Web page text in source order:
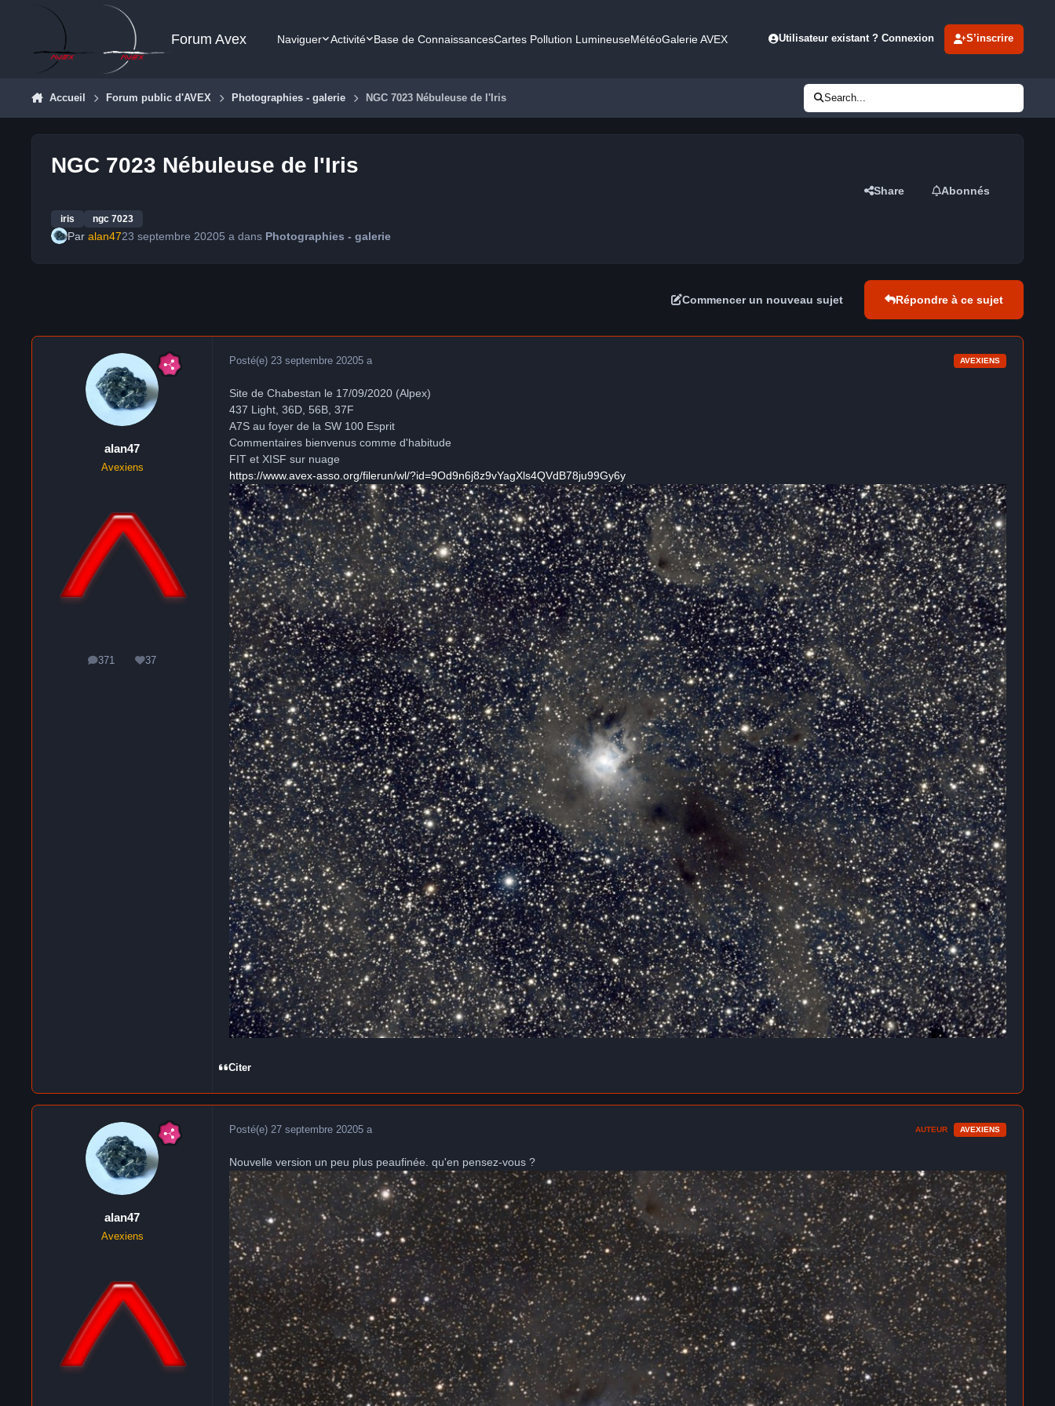
Aller au contenu
Forum Avex Naviguer Activité Base de ConnaissancesCartes Pollution LumineuseMétéoGalerie AVEX Utilisateur existant ? Connexion S’inscrire
Accueil Forum public d'AVEX Photographies - galerie NGC 7023 Nébuleuse de l'Iris Search...
NGC 7023 Nébuleuse de l'Iris
iris ngc 7023
Share Abonnés
Par alan4723 septembre 20205 a dans Photographies - galerie
Commencer un nouveau sujet Répondre à ce sujet
alan47
Avexiens
371
messages37
Réputation
Posté(e) 23 septembre 20205 a AVEXIENS
Site de Chabestan le 17/09/2020 (Alpex)
437 Light, 36D, 56B, 37F
A7S au foyer de la SW 100 Esprit
Commentaires bienvenus comme d'habitude
FIT et XISF sur nuage
https://www.avex-asso.org/filerun/wl/?id=9Od9n6j8z9vYagXls4QVdB78ju99Gy6y
Citer
alan47
Avexiens
Posté(e) 27 septembre 20205 a AUTEUR AVEXIENS
Nouvelle version un peu plus peaufinée. qu'en pensez-vous ?